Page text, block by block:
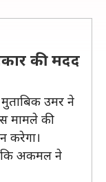
की मदद
मुताबिक उमर ने
मामले की
करेगा।
कि अकमल ने